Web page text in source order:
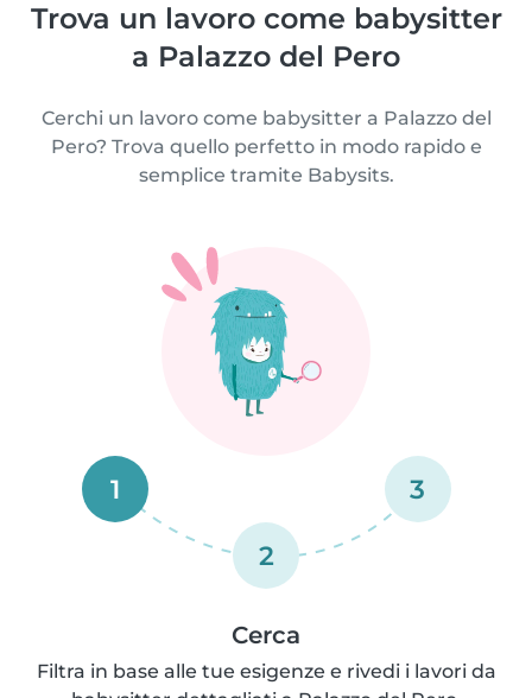
Trova un lavoro come babysitter
a Palazzo del Pero
Cerchi un lavoro come babysitter a Palazzo del
Pero? Trova quello perfetto in modo rapido e
semplice tramite Babysits.
1
2
3
Cerca
Filtra in base alle tue esigenze e rivedi i lavori da